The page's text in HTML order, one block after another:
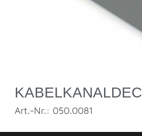
Art.-Nr.: 050.0081